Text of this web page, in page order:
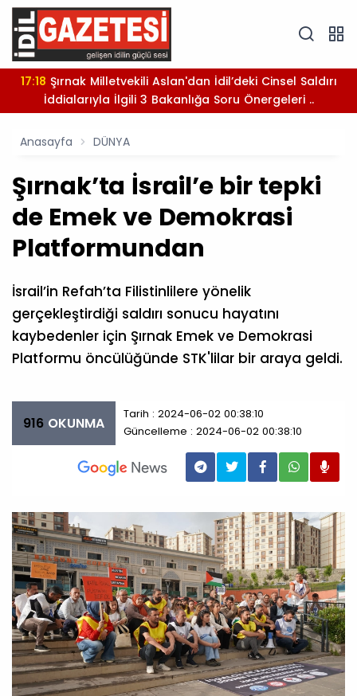
17:18
İddialarıyla İlgili 3 Bakanlığa Soru Önergeleri ..
Anasayfa DÜNYA
Şırnak’ta İsrail’e bir tepki
de Emek ve Demokrasi
Platformundan
İsrail’in Refah’ta Filistinlilere yönelik
gerçekleştirdiği saldırı sonucu hayatını
kaybedenler için Şırnak Emek ve Demokrasi
Platformu öncülüğünde STK'lilar bir araya geldi.
916 OKUNMA
Tarih : 2024-06-02 00:38:10
Güncelleme : 2024-06-02 00:38:10